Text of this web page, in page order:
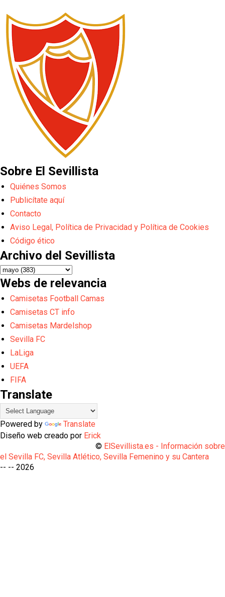
Sobre El Sevillista
Quiénes Somos
Publicítate aquí
Contacto
Aviso Legal, Política de Privacidad y Política de Cookies
Código ético
Archivo del Sevillista
Webs de relevancia
Camisetas Football Camas
Camisetas CT info
Camisetas Mardelshop
Sevilla FC
LaLiga
UEFA
FIFA
Translate
Powered by
Translate
Diseño web creado por Erick
© ElSevillista.es - Información sobre
el Sevilla FC, Sevilla Atlético, Sevilla Femenino y su Cantera
-- -- 2026